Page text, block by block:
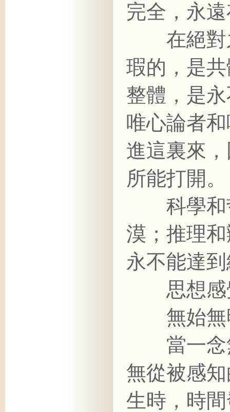
完全，永
在絕對
瑕的，是
整體，是
唯心論者
進這裏來
所能打開。
科學和
漠；推理
永不能達
思想感
無始無
當一念
無從被感
生時，時